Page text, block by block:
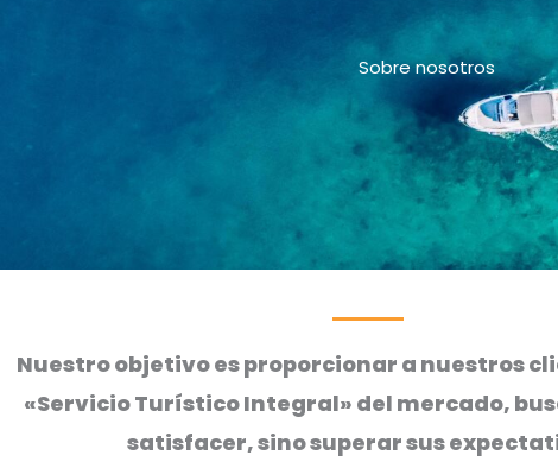
Sobre nosotros
Nuestro objetivo es proporcionar a nuestros
«Servicio Turístico Integral» del mercado,
satisfacer, sino superar sus